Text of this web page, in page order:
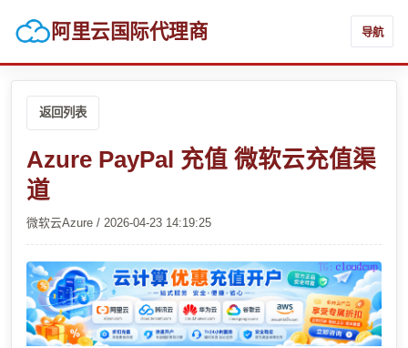
阿里云国际代理商 导航
返回列表
Azure PayPal 充值 微软云充值渠
道
微软云Azure / 2026-04-23 14:19:25